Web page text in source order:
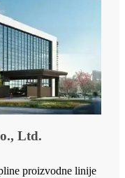
Ltd.
proizvodne linije